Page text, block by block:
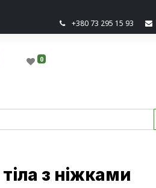
+380 73 295 15 93
0
з ніжками